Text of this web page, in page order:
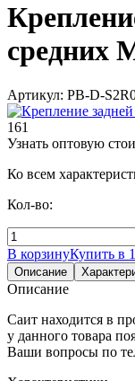
средних
Артикул: PB-D-
161
Узнать оптовую
Ко всем
Кол-во:
В корзинуКупить в
Описание
Описание
Саит находится в
у данного товара
Ваши вопросы по